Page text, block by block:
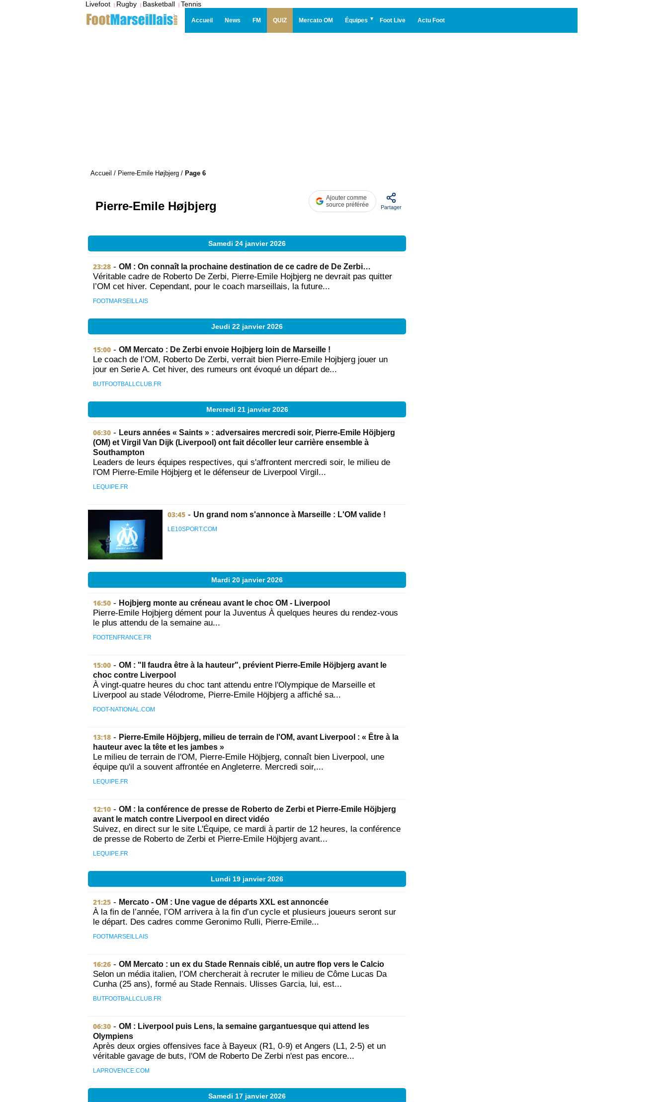
Livefoot | Rugby | Basketball | Tennis
Accueil News FM QUIZ Mercato OM Équipes Foot Live Actu Foot
Accueil / Pierre-Emile Højbjerg / Page 6
Pierre-Emile Højbjerg
Ajouter comme
source préférée
Partager
Samedi 24 janvier 2026
23:28 - OM : On connaît la prochaine destination de ce cadre de De Zerbi…
Véritable cadre de Roberto De Zerbi, Pierre-Emile Hojbjerg ne devrait pas quitter
l’OM cet hiver. Cependant, pour le coach marseillais, la future...
FOOTMARSEILLAIS
Jeudi 22 janvier 2026
15:00 - OM Mercato : De Zerbi envoie Hojbjerg loin de Marseille !
Le coach de l’OM, Roberto De Zerbi, verrait bien Pierre-Emile Hojbjerg jouer un
jour en Serie A. Cet hiver, des rumeurs ont évoqué un départ de...
BUTFOOTBALLCLUB.FR
Mercredi 21 janvier 2026
06:30 - Leurs années « Saints » : adversaires mercredi soir, Pierre-Emile Höjbjerg
(OM) et Virgil Van Dijk (Liverpool) ont fait décoller leur carrière ensemble à
Southampton
Leaders de leurs équipes respectives, qui s'affrontent mercredi soir, le milieu de
l'OM Pierre-Emile Höjbjerg et le défenseur de Liverpool Virgil...
LEQUIPE.FR
03:45 - Un grand nom s'annonce à Marseille : L'OM valide !
LE10SPORT.COM
Mardi 20 janvier 2026
16:50 - Hojbjerg monte au créneau avant le choc OM - Liverpool
Pierre-Emile Hojbjerg dément pour la Juventus À quelques heures du rendez-vous
le plus attendu de la semaine au...
FOOTENFRANCE.FR
15:00 - OM : "Il faudra être à la hauteur", prévient Pierre-Emile Höjbjerg avant le
choc contre Liverpool
À vingt-quatre heures du choc tant attendu entre l'Olympique de Marseille et
Liverpool au stade Vélodrome, Pierre-Emile Höjbjerg a affiché sa...
FOOT-NATIONAL.COM
13:18 - Pierre-Emile Höjbjerg, milieu de terrain de l'OM, avant Liverpool : « Être à la
hauteur avec la tête et les jambes »
Le milieu de terrain de l'OM, Pierre-Emile Höjbjerg, connaît bien Liverpool, une
équipe qu'il a souvent affrontée en Angleterre. Mercredi soir,...
LEQUIPE.FR
12:10 - OM : la conférence de presse de Roberto de Zerbi et Pierre-Emile Höjbjerg
avant le match contre Liverpool en direct vidéo
Suivez, en direct sur le site L'Équipe, ce mardi à partir de 12 heures, la conférence
de presse de Roberto de Zerbi et Pierre-Emile Höjbjerg avant...
LEQUIPE.FR
Lundi 19 janvier 2026
21:25 - Mercato - OM : Une vague de départs XXL est annoncée
À la fin de l’année, l’OM arrivera à la fin d’un cycle et plusieurs joueurs seront sur
le départ. Des cadres comme Geronimo Rulli, Pierre-Emile...
FOOTMARSEILLAIS
16:26 - OM Mercato : un ex du Stade Rennais ciblé, un autre flop vers le Calcio
Selon un média italien, l’OM chercherait à recruter le milieu de Côme Lucas Da
Cunha (25 ans), formé au Stade Rennais. Ulisses Garcia, lui, est...
BUTFOOTBALLCLUB.FR
06:30 - OM : Liverpool puis Lens, la semaine gargantuesque qui attend les
Olympiens
Après deux orgies offensives face à Bayeux (R1, 0-9) et Angers (L1, 2-5) et un
véritable gavage de buts, l'OM de Roberto De Zerbi n'est pas encore...
LAPROVENCE.COM
Samedi 17 janvier 2026